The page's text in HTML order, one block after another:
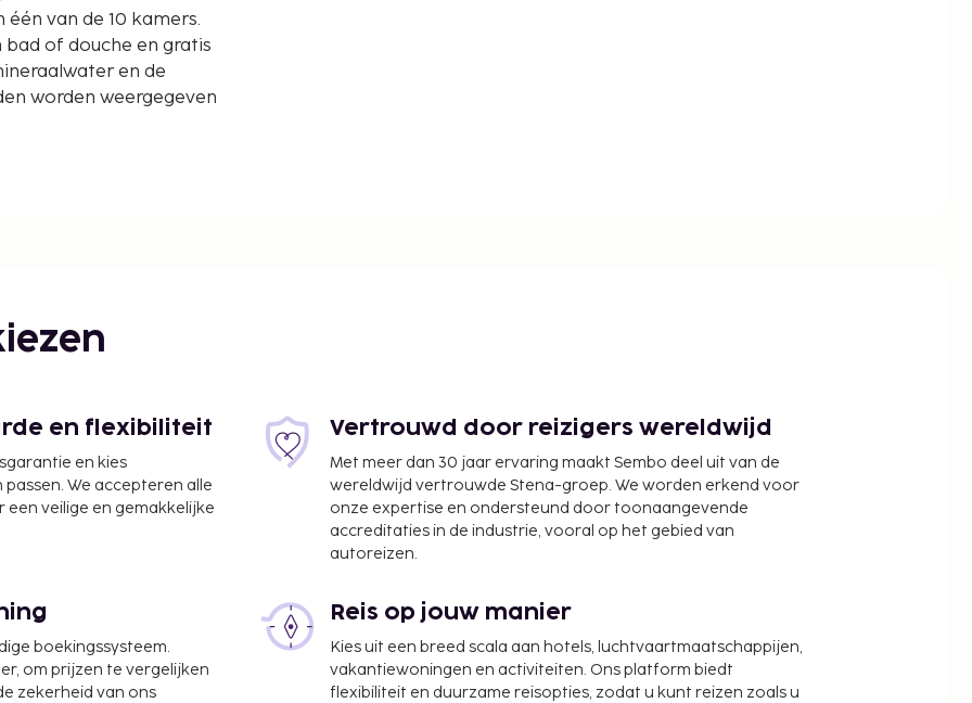
van de 10 kamers.
of douche en gratis
en de
worden weergegeven
km
en een 24-uurs
en flexibiliteit
en kies
We accepteren alle
veilige en gemakkelijke
Vertrouwd door reizigers wereldwijd
Met meer dan 30 jaar ervaring maakt Sembo deel uit van de
wereldwijd vertrouwde Stena-groep. We worden erkend voor
onze expertise en ondersteund door toonaangevende
accreditaties in de industrie, vooral op het gebied van
autoreizen.
boekingssysteem.
om prijzen te vergelijken
zekerheid van ons
Reis op jouw manier
Kies uit een breed scala aan hotels, luchtvaartmaatschappijen,
vakantiewoningen en activiteiten. Ons platform biedt
flexibiliteit en duurzame reisopties, zodat u kunt reizen zoals u